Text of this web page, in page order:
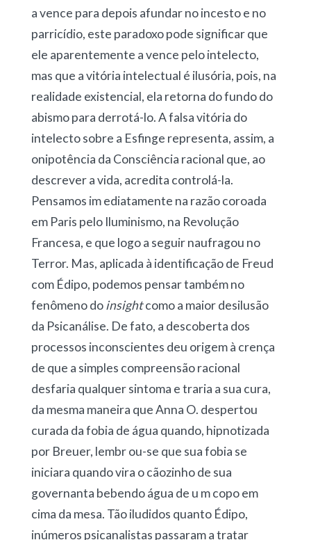
a vence para depois afundar no incesto e no
parricídio, este paradoxo pode significar que
ele aparentemente a vence pelo intelecto,
mas que a vitória intelectual é ilusória, pois, na
realidade existencial, ela retorna do fundo do
abismo para derrotá-lo. A falsa vitória do
intelecto sobre a Esfinge representa, assim, a
onipotência da Consciência racional que, ao
descrever a vida, acredita controlá-la.
Pensamos im ediatamente na razão coroada
em Paris pelo Iluminismo, na Revolução
Francesa, e que logo a seguir naufragou no
Terror. Mas, aplicada à identificação de Freud
com Édipo, podemos pensar também no
fenômeno doinsightcomo a maior desilusão
da Psicanálise. De fato, a descoberta dos
processos inconscientes deu origem à crença
de que a simples compreensão racional
desfaria qualquer sintoma e traria a sua cura,
da mesma maneira que Anna O. despertou
curada da fobia de água quando, hipnotizada
por Breuer, lembr ou-se que sua fobia se
iniciara quando vira o cãozinho de sua
governanta bebendo água de u m copo em
cima da mesa. Tão iludidos quanto Édipo,
inúmeros psicanalistas passaram a tratar